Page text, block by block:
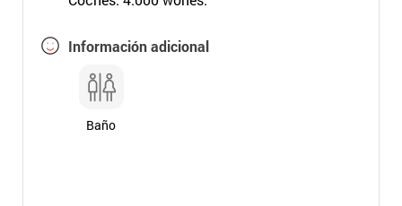
Información adicional
Baño